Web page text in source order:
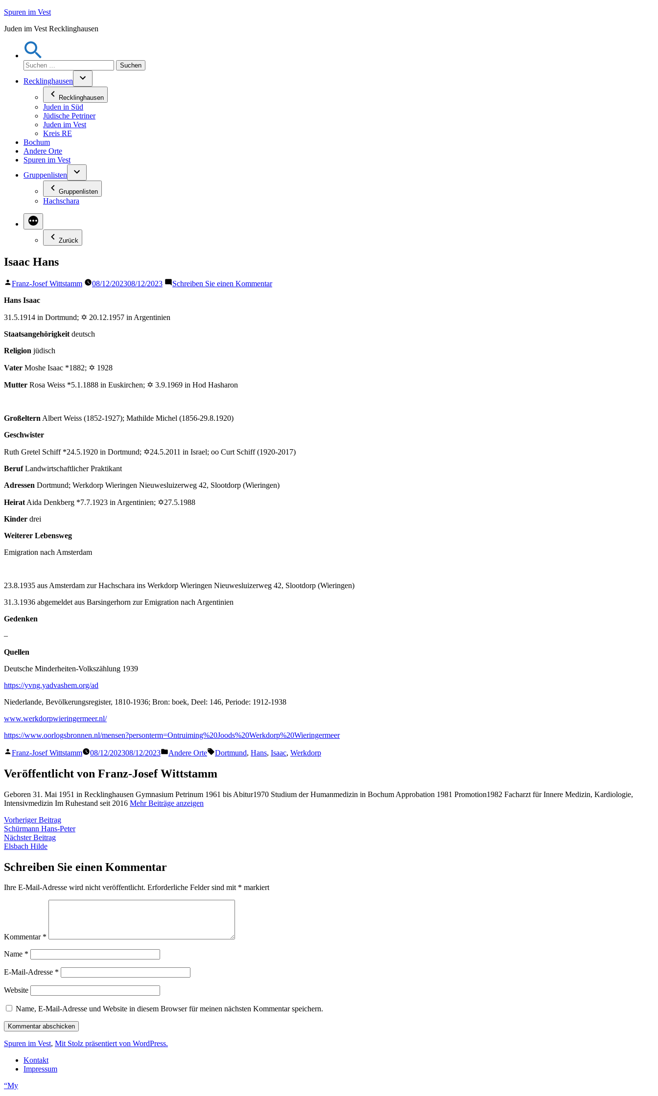
Zum
springen
Spuren im Vest
Juden im Vest Recklinghausen
Suchen
nach:
Recklinghausen
Recklinghausen
Juden in Süd
Jüdische Petriner
Juden im Vest
Kreis RE
Bochum
Andere Orte
Spuren im Vest
Gruppenlisten
Gruppenlisten
Hachschara
Zurück
Isaac Hans
Veröffentlicht
Franz-Josef Wittstamm 08/12/202308/12/2023 Schreiben Sie einen Kommentarzu
Hans Isaac
31.5.1914 in Dortmund; ✡ 20.12.1957 in Argentinien
Staatsangehörigkeit deutsch
Religion jüdisch
Vater Moshe Isaac *1882; ✡ 1928
Mutter Rosa Weiss *5.1.1888 in Euskirchen; ✡ 3.9.1969 in Hod Hasharon
Großeltern Albert Weiss (1852-1927); Mathilde Michel (1856-29.8.1920)
Geschwister
Ruth Gretel Schiff *24.5.1920 in Dortmund; ✡24.5.2011 in Israel; oo Curt Schiff (1920-2017)
BerufLandwirtschaftlicher Praktikant
Adressen Dortmund; Werkdorp Wieringen Nieuwesluizerweg 42, Slootdorp (Wieringen)
Heirat Aida Denkberg *7.7.1923 in Argentinien; ✡27.5.1988
Kinder drei
Weiterer Lebensweg
Emigration nach Amsterdam
23.8.1935 aus Amsterdam zur Hachschara ins Werkdorp Wieringen Nieuwesluizerweg 42, Slootdorp (Wieringen)
31.3.1936 abgemeldet aus Barsingerhorn zur Emigration nach Argentinien
Gedenken
–
Quellen
Deutsche Minderheiten-Volkszählung 1939
https://yvng.yadvashem.org/ad
Niederlande, Bevölkerungsregister, 1810-1936; Bron: boek, Deel: 146, Periode: 1912-1938
www.werkdorpwieringermeer.nl/
https://www.oorlogsbronnen.nl/mensen?personterm=Ontruiming%20Joods%20Werkdorp%20Wieringermeer
Veröffentlicht
Franz-Josef Wittstamm 08/12/202308/12/2023
Veröffentlicht
Andere Orte Schlagwörter:
Dortmund, Hans, Isaac, Werkdorp
Veröffentlicht von Franz-Josef Wittstamm
Geboren 31. Mai 1951 in Recklinghausen Gymnasium Petrinum 1961 bis Abitur1970 Studium der Humanmedizin in Bochum Approbation 1981 Promotion1982 Facharzt für Innere Medizin, Kardiologie,
Intensivmedizin Im Ruhestand seit 2016 Mehr Beiträge anzeigen
Beitragsnavigation
Vorheriger BeitragVorheriger
Beitrag:
Schürmann Hans-Peter
Nächster BeitragNächster
Elsbach Hilde
Schreiben Sie einen Kommentar
Ihre E-Mail-Adresse wird nicht veröffentlicht. Erforderliche Felder sind mit * markiert
Kommentar *
Name *
E-Mail-Adresse *
Website
Name, E-Mail-Adresse und Website in diesem Browser für meinen nächsten Kommentar speichern.
Spuren im Vest, Mit Stolz präsentiert von WordPress.
Kontakt
Impressum
“My